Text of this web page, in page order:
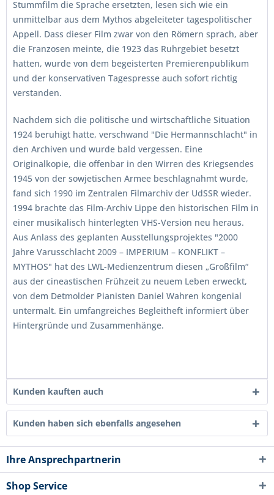
Stummfilm die Sprache ersetzten, lesen sich wie ein
unmittelbar aus dem Mythos abgeleiteter tagespolitischer
Appell. Dass dieser Film zwar von den Römern sprach, aber
die Franzosen meinte, die 1923 das Ruhrgebiet besetzt
hatten, wurde von dem begeisterten Premierenpublikum
und der konservativen Tagespresse auch sofort richtig
verstanden.
Nachdem sich die politische und wirtschaftliche Situation
1924 beruhigt hatte, verschwand "Die Hermannschlacht" in
den Archiven und wurde bald vergessen. Eine
Originalkopie, die offenbar in den Wirren des Kriegsendes
1945 von der sowjetischen Armee beschlagnahmt wurde,
fand sich 1990 im Zentralen Filmarchiv der UdSSR wieder.
1994 brachte das Film-Archiv Lippe den historischen Film in
einer musikalisch hinterlegten VHS-Version neu heraus.
Aus Anlass des geplanten Ausstellungsprojektes "2000
Jahre Varusschlacht 2009 – IMPERIUM – KONFLIKT –
MYTHOS" hat des LWL-Medienzentrum diesen „Großfilm“
aus der cineastischen Frühzeit zu neuem Leben erweckt,
von dem Detmolder Pianisten Daniel Wahren kongenial
untermalt. Ein umfangreiches Begleitheft informiert über
Hintergründe und Zusammenhänge.
Kunden kauften auch
Kunden haben sich ebenfalls angesehen
Ihre Ansprechpartnerin
Shop Service